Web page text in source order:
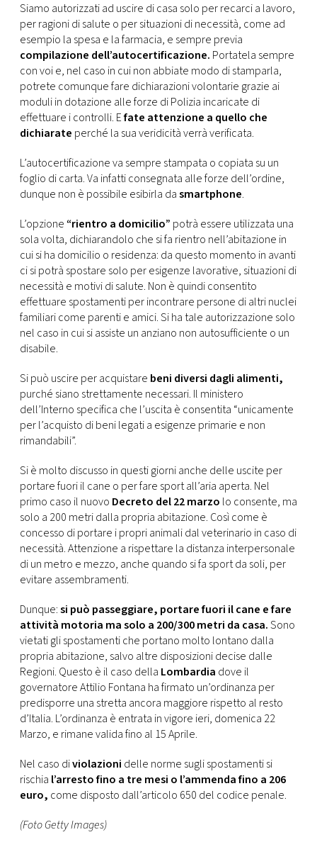
Siamo autorizzati ad uscire di casa solo per recarci a lavoro,
per ragioni di salute o per situazioni di necessità, come ad
esempio la spesa e la farmacia, e sempre previa
compilazione dell’autocertificazione. Portatela sempre
con voi e, nel caso in cui non abbiate modo di stamparla,
potrete comunque fare dichiarazioni volontarie grazie ai
moduli in dotazione alle forze di Polizia incaricate di
effettuare i controlli. Efate attenzione a quello che
dichiarate perché la sua veridicità verrà verificata.
L’autocertificazione va sempre stampata o copiata su un
foglio di carta. Va infatti consegnata alle forze dell’ordine,
dunque non è possibile esibirla dasmartphone.
L’opzione “rientro a domicilio” potrà essere utilizzata una
sola volta, dichiarandolo che si fa rientro nell’abitazione in
cui si ha domicilio o residenza: da questo momento in avanti
ci si potrà spostare solo per esigenze lavorative, situazioni di
necessità e motivi di salute. Non è quindi consentito
effettuare spostamenti per incontrare persone di altri nuclei
familiari come parenti e amici. Si ha tale autorizzazione solo
nel caso in cui si assiste un anziano non autosufficiente o un
disabile.
Si può uscire per acquistare beni diversi dagli alimenti,
purché siano strettamente necessari. Il ministero
dell’Interno specifica che l’uscita è consentita “unicamente
per l’acquisto di beni legati a esigenze primarie e non
rimandabili”.
Si è molto discusso in questi giorni anche delle uscite per
portare fuori il cane o per fare sport all’aria aperta. Nel
primo caso il nuovo Decreto del 22 marzo lo consente, ma
solo a 200 metri dalla propria abitazione. Così come è
concesso di portare i propri animali dal veterinario in caso di
necessità. Attenzione a rispettare la distanza interpersonale
di un metro e mezzo, anche quando si fa sport da soli, per
evitare assembramenti.
Dunque:si può passeggiare, portare fuori il cane e fare
attività motoria ma solo a 200/300 metri da casa.Sono
vietati gli spostamenti che portano molto lontano dalla
propria abitazione, salvo altre disposizioni decise dalle
Regioni. Questo è il caso della Lombardia dove il
governatore Attilio Fontana ha firmato un’ordinanza per
predisporre una stretta ancora maggiore rispetto al resto
d’Italia. L’ordinanza è entrata in vigore ieri, domenica 22
Marzo, e rimane valida fino al 15 Aprile.
Nel caso diviolazioni delle norme sugli spostamenti si
rischia l’arresto fino a tre mesi o l’ammenda fino a 206
euro, come disposto dall’articolo 650 del codice penale.
(Foto Getty Images)